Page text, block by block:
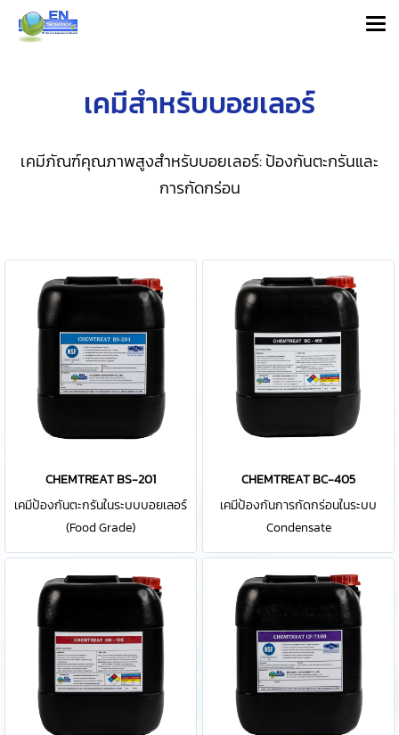
เคมีสำหรับบอยเลอร์
เคมีภัณฑ์คุณภาพสูงสำหรับบอยเลอร์: ป้องกันตะกรันและ
การกัดกร่อน
CHEMTREAT BS-201
เคมีป้องกันตะกรันในระบบบอยเลอร์
(Food Grade)
CHEMTREAT BC-405
เคมีป้องกันการกัดกร่อนในระบบ
Condensate